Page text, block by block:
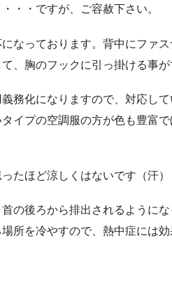
・・ですが、ご容赦下さい。
なっております。背中にファ
、胸のフックに引っ掛ける事が
務化になりますので、対応し
イプの空調服の方が色も豊富
たほど涼しくはないです（汗）
の後ろから排出されるように
所を冷やすので、熱中症には効